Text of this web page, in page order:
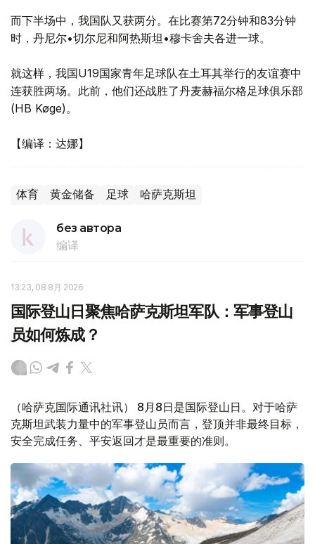
而下半场中，我国队又获两分。在比赛第72分钟和83分钟
时，丹尼尔•切尔尼和阿热斯坦•穆卡舍夫各进一球。
就这样，我国U19国家青年足球队在土耳其举行的友谊赛中
连获胜两场。此前，他们还战胜了丹麦赫福尔格足球俱乐部
(HB Køge)。
【编译：达娜】
体育 黄金储备 足球 哈萨克斯坦
без автора
编译
13:23, 08 8月 2026
国际登山日聚焦哈萨克斯坦军队：军事登山
员如何炼成？
（哈萨克国际通讯社讯） 8月8日是国际登山日。对于哈萨
克斯坦武装力量中的军事登山员而言，登顶并非最终目标，
安全完成任务、平安返回才是最重要的准则。